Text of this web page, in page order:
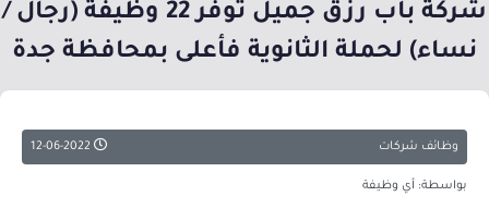
شركة باب رزق جميل توفر 22 وظيفة (رجال /
نساء) لحملة الثانوية فأعلى بمحافظة جدة
وظائف شركات
بواسطة: أي وظيفة